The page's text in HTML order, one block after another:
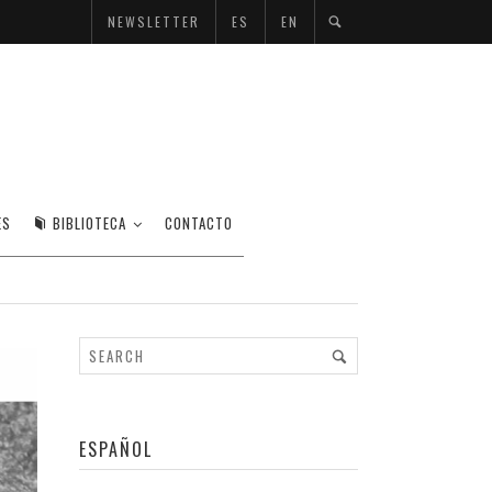
NEWSLETTER ES EN
BIBLIOTECA CONTACTO
ESPAÑOL